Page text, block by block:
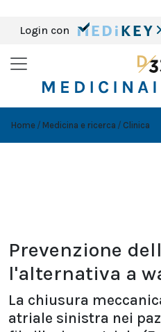
Login con
Home Medicina e ricerca Clinica
Prevenzione
l'alternativa a
La chiusura
atriale sinistra nei